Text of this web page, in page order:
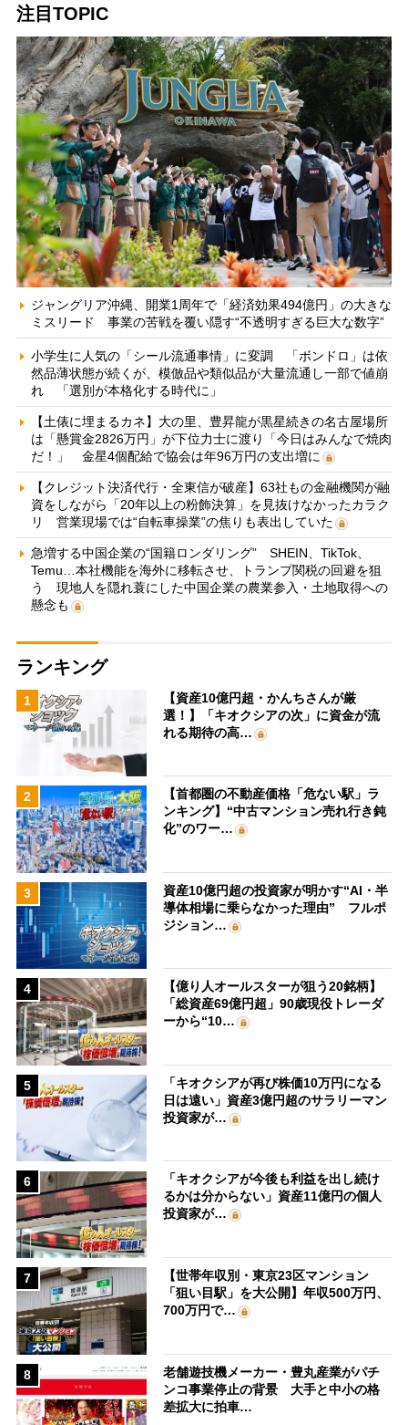
注目TOPIC
ジャングリア沖縄、開業1周年で「経済効果494億円」の大きな
ミスリード 事業の苦戦を覆い隠す“不透明すぎる巨大な数字”
小学生に人気の「シール流通事情」に変調 「ボンドロ」は依
然品薄状態が続くが、模倣品や類似品が大量流通し一部で値崩
れ 「選別が本格化する時代に」
【土俵に埋まるカネ】大の里、豊昇龍が黒星続きの名古屋場所
は「懸賞金2826万円」が下位力士に渡り「今日はみんなで焼肉
だ！」 金星4個配給で協会は年96万円の支出増に
【クレジット決済代行・全東信が破産】63社もの金融機関が融
資をしながら「20年以上の粉飾決算」を見抜けなかったカラク
リ 営業現場では“自転車操業”の焦りも表出していた
急増する中国企業の“国籍ロンダリング” SHEIN、TikTok、
Temu…本社機能を海外に移転させ、トランプ関税の回避を狙
う 現地人を隠れ蓑にした中国企業の農業参入・土地取得への
懸念も
ランキング
1
【資産10億円超・かんちさんが厳
選！】「キオクシアの次」に資金が流
れる期待の高…
2
【首都圏の不動産価格「危ない駅」ラ
ンキング】“中古マンション売れ行き鈍
化”のワー…
3
資産10億円超の投資家が明かす“AI・半
導体相場に乗らなかった理由” フルポ
ジション…
4
【億り人オールスターが狙う20銘柄】
「総資産69億円超」90歳現役トレーダ
ーから“10…
5
「キオクシアが再び株価10万円になる
日は遠い」資産3億円超のサラリーマン
投資家が…
6
「キオクシアが今後も利益を出し続け
るかは分からない」資産11億円の個人
投資家が…
7
【世帯年収別・東京23区マンション
「狙い目駅」を大公開】年収500万円、
700万円で…
8
老舗遊技機メーカー・豊丸産業がパチ
ンコ事業停止の背景 大手と中小の格
差拡大に拍車…